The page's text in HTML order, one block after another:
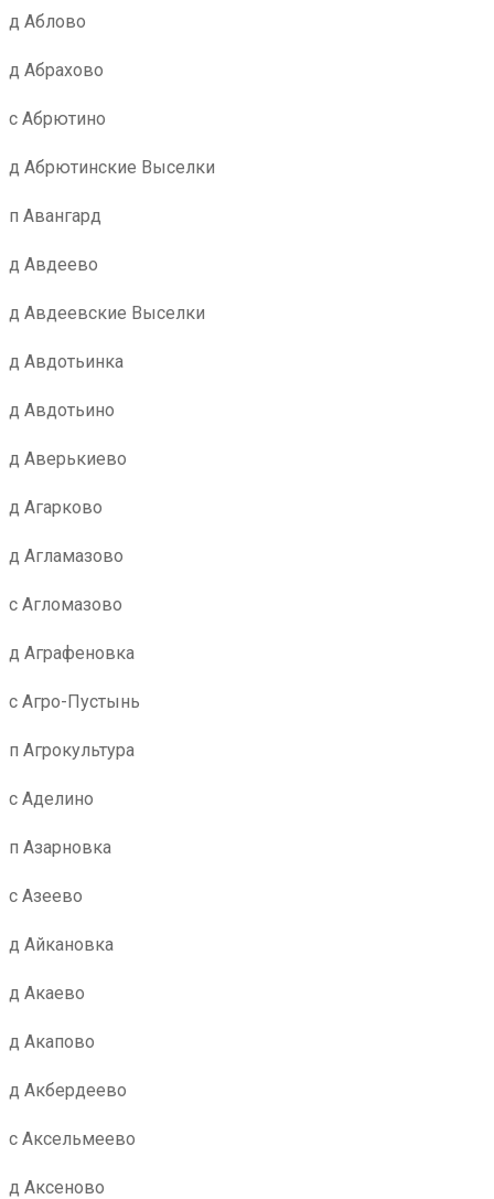
д Аблово
д Абрахово
с Абрютино
д Абрютинские Выселки
п Авангард
д Авдеево
д Авдеевские Выселки
д Авдотьинка
д Авдотьино
д Аверькиево
д Агарково
д Агламазово
с Агломазово
д Аграфеновка
с Агро-Пустынь
п Агрокультура
с Аделино
п Азарновка
с Азеево
д Айкановка
д Акаево
д Акапово
д Акбердеево
с Аксельмеево
д Аксеново